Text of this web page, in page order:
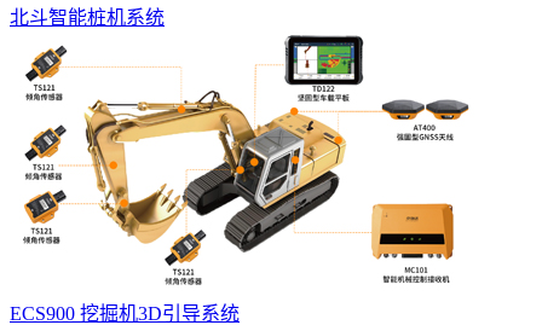
北斗智能桩机系统
ECS900 挖掘机3D引导系统